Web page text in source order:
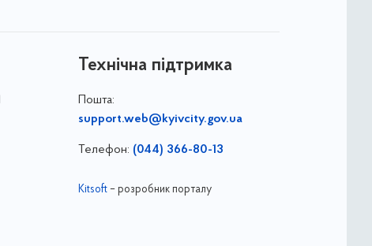
Технічна підтримка
Пошта:
support.web@kyivcity.gov.ua
Телефон: (044) 366-80-13
Kitsoft– розробник порталу